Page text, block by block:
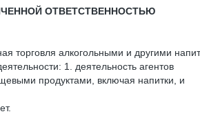
ОТВЕТСТВЕННОСТЬЮ
торговля алкогольными и другими
1. деятельность агентов
продуктами, включая напитки, и